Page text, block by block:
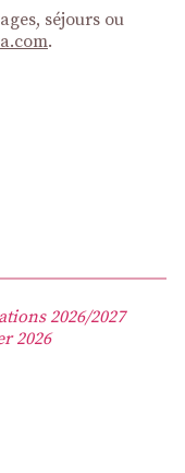
séjours ou
.
2026/2027
2026